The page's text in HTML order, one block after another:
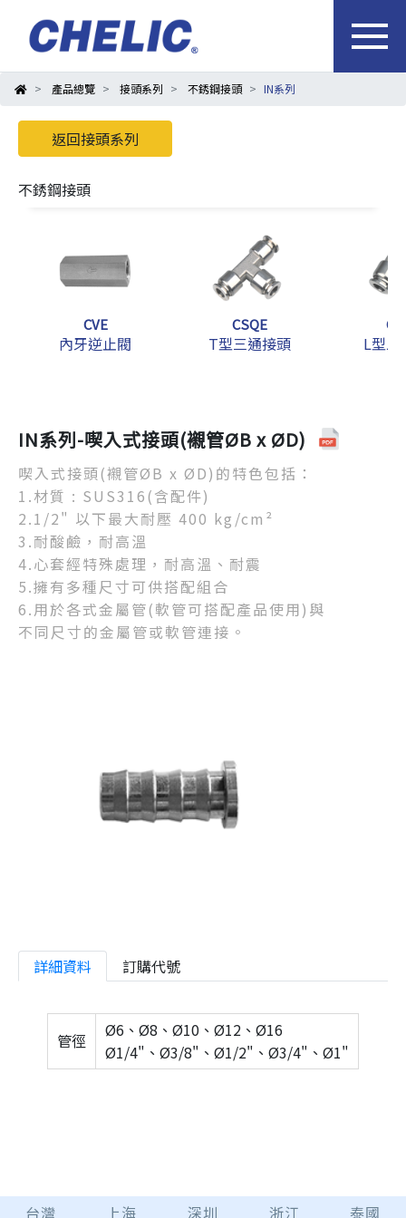
產品總覽 接頭系列 不銹鋼接頭 IN系列
返回接頭系列
不銹鋼接頭
CVE
內牙逆止閥
CSQE
T型三通接頭 L型二
IN系列-喫入式接頭(襯管ØB x ØD)
喫入式接頭(襯管ØB x ØD)的特色包括：
1.材質 : SUS316(含配件)
2.1/2" 以下最大耐壓 400 kg/cm²
3.耐酸鹼，耐高溫
4.心套經特殊處理，耐高溫、耐震
5.擁有多種尺寸可供搭配組合
6.用於各式金屬管(軟管可搭配產品使用)與
不同尺寸的金屬管或軟管連接。
詳細資料 訂購代號
管徑
Ø6、Ø8、Ø10、Ø12、Ø16
Ø1/4"、Ø3/8"、Ø1/2"、Ø3/4"、Ø1"
台灣 上海 深圳 浙江 泰國